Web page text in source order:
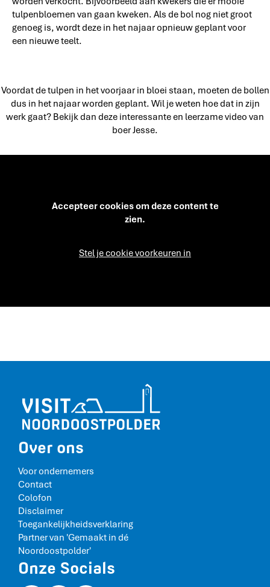
tulpenbloemen van gaan kweken. Als de bol nog niet groot
genoeg is, wordt deze in het najaar opnieuw geplant voor
een nieuwe teelt.
Voordat de tulpen in het voorjaar in bloei staan, moeten de bollen
dus in het najaar worden geplant. Wil je weten hoe dat in zijn
werk gaat? Bekijk dan deze interessante en leerzame video van
boer Jesse.
Accepteer cookies om deze content te
zien.
Stel je cookie voorkeuren in
Over ons
Voor ondernemers
Contact
Colofon
Disclaimer
Toegankelijkheidsverklaring
Partner van 'Gemaakt in dé
Noordoostpolder'
Onze Socials